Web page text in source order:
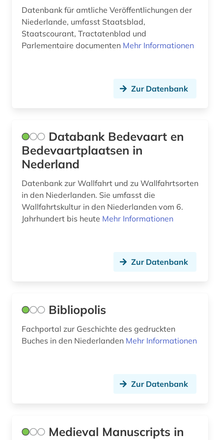
Datenbank für amtliche Veröffentlichungen der
Niederlande, umfasst Staatsblad,
Staatscourant, Tractatenblad und
Parlementaire documenten Mehr Informationen
Zur Datenbank
Databank Bedevaart en
Bedevaartplaatsen in
Nederland
Datenbank zur Wallfahrt und zu Wallfahrtsorten
in den Niederlanden. Sie umfasst die
Wallfahrtskultur in den Niederlanden vom 6.
Jahrhundert bis heute Mehr Informationen
Zur Datenbank
Bibliopolis
Fachportal zur Geschichte des gedruckten
Buches in den Niederlanden Mehr Informationen
Zur Datenbank
Medieval Manuscripts in